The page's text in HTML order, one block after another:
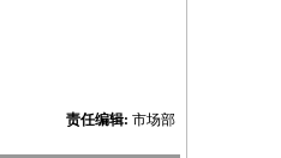
责任编辑: 市场部